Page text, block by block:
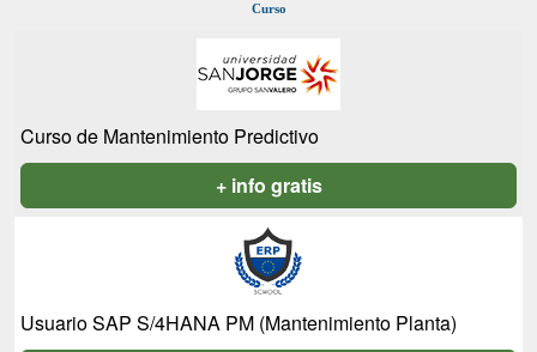
Curso
Curso de Mantenimiento Predictivo
+ info gratis
Usuario SAP S/4HANA PM (Mantenimiento Planta)